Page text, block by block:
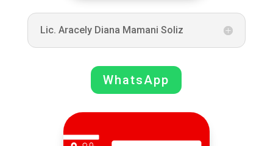
Lic. Aracely Diana Mamani Soliz
WhatsApp